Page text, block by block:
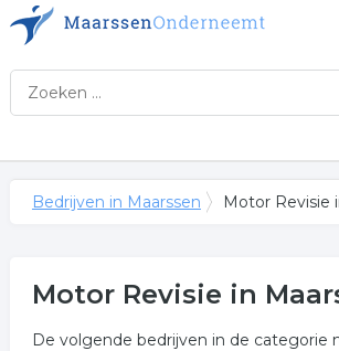
Bedrijven in Maarssen Motor Revisie
Motor Revisie in
De volgende bedrijven in de categorie